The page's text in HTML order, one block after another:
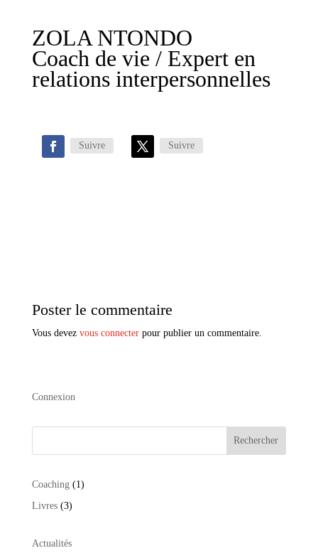
ZOLA NTONDO
Coach de vie / Expert en
relations interpersonnelles
Suivre Suivre
Poster le commentaire
Vous devez vous connecterpour publier un commentaire.
Connexion
Rechercher
Coaching 1 1
Livres 33
Actualités